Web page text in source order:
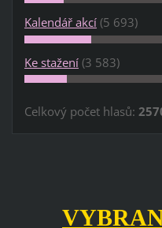
Kalendář akcí (5 693)
Ke stažení (3 583)
Celkový počet hlasů: